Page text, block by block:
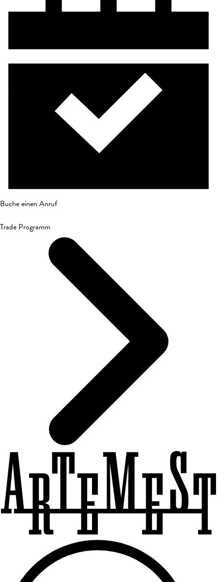
Buche einen Anruf
Trade Programm